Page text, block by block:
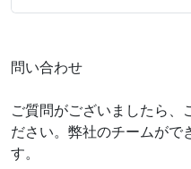
問い合わせ
ご質問がございましたら、
ださい。弊社のチームがで
す。